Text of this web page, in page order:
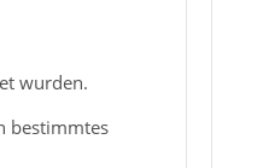
wurden.
bestimmtes